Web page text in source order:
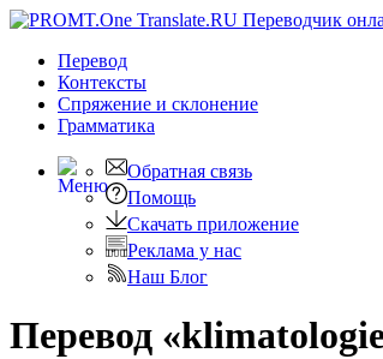
Перевод
Контексты
Спряжение и склонение
Грамматика
Обратная связь
Помощь
Скачать приложение
Реклама у нас
Наш Блог
Перевод